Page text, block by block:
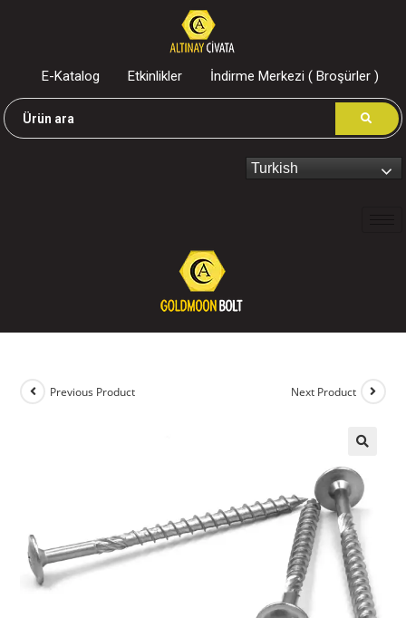
E-Katalog Etkinlikler İndirme Merkezi ( Broşürler )
Turkish
Previous Product Next Product